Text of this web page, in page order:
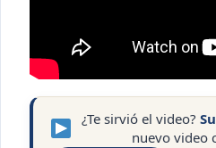
¿Te sirvió el video?
nuevo video